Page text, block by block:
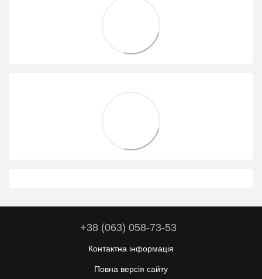
+38 (063) 058-73-53
Контактна інформація
Повна версія сайту